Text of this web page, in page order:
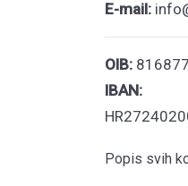
E-mail:
OIB:
IBAN:
Popis svih